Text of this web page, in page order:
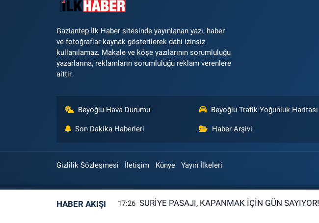
Gaziantep İlk Haber sitesinde yayınlanan yazı, haber
ve fotoğraflar kaynak gösterilerek dahi izinsiz
kullanılamaz. Makale ve köşe yazılarının sorumluluğu
yazarlarına, reklamların sorumluluğu reklam verenlere
aittir.
Beyoğlu Hava Durumu Beyoğlu Trafik Yoğunluk Haritası
Son Dakika Haberleri Haber Arşivi
Gizlilik Sözleşmesi İletişim Künye Yayın İlkeleri
HABER AKIŞI 17:26 SURİYE PASAJI, KAPANMAK İÇİN GÜN SAYIYOR!